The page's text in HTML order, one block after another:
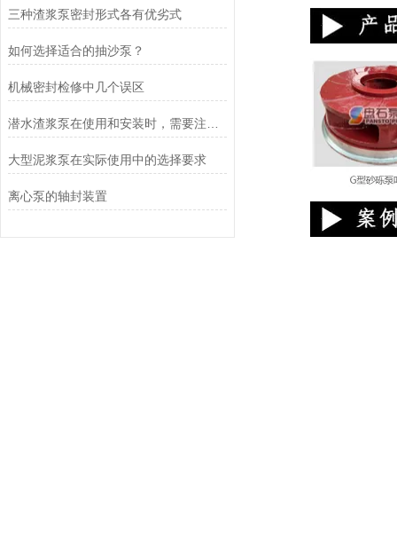
三种渣浆泵密封形式各有优劣式
如何选择适合的抽沙泵？
机械密封检修中几个误区
大型泥浆泵在实际使用中的选择要求
离心泵的轴封装置